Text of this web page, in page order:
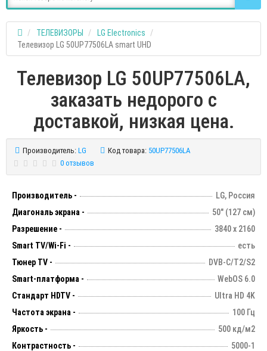
ТЕЛЕВИЗОРЫ
LG Electronics
Телевизор LG 50UP77506LA smart UHD
Телевизор LG 50UP77506LA,
заказать недорого с
доставкой, низкая цена.
Производитель: LG Код товара: 50UP77506LA
0 отзывов
Производитель -
LG, Россия
Диагональ экрана -
50" (127 см)
Разрешение -
3840 х 2160
Smart TV/Wi-Fi -
есть
Тюнер TV -
DVB-C/T2/S2
Smart-платформа -
WebOS 6.0
Стандарт HDTV -
Ultra HD 4K
Частота экрана -
100 Гц
Яркость -
500 кд/м2
Контрастность -
5000-1